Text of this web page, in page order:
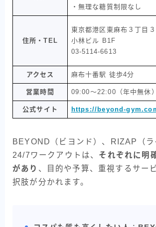
・無理な糖質制限なし
住所・TEL
東京都港区東麻布３丁目
小林ビル B1F
03-5114-6613
アクセス 麻布十番駅 徒歩4分
営業時間 09:00～22:00（年中無休）
公式サイト https://beyond-
BEYOND（ビヨンド）、RIZAP（ラ
24/7ワークアウトは、 それぞれに明
があり 、目的や予算、重視するサー
択肢が分かれます。